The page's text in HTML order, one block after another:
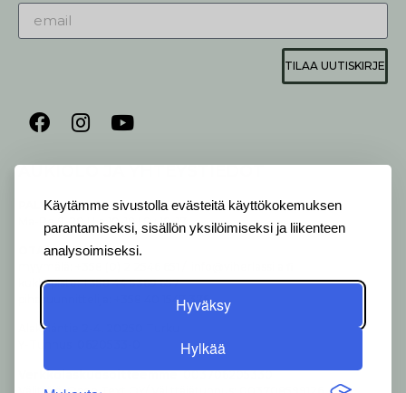
Käytämme sivustolla evästeitä käyttökokemuksen
parantamiseksi, sisällön yksilöimiseksi ja liikenteen
analysoimiseksi.
Hyväksy
Hylkää
TILAA UUTISKIRJE
AUKIOLO JA YHTEYSTIEDOT
ALVELEMME:
Ma-Pe 9-20 I La 10-18 I Su 10-17
OTA YHTEYTTÄ:
kukkapiste: +358 44 5369 657
pihasuunnittelija: +358 40 1547 376
Alakyläntie 2-4, 20250 Turku
Verk­ko­las­kuo­soit­teem­me: 003706205330